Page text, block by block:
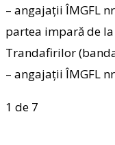
– angajații ÎMGFL
partea impară de
Trandafirilor
– angajații ÎMGFL
1 de 7